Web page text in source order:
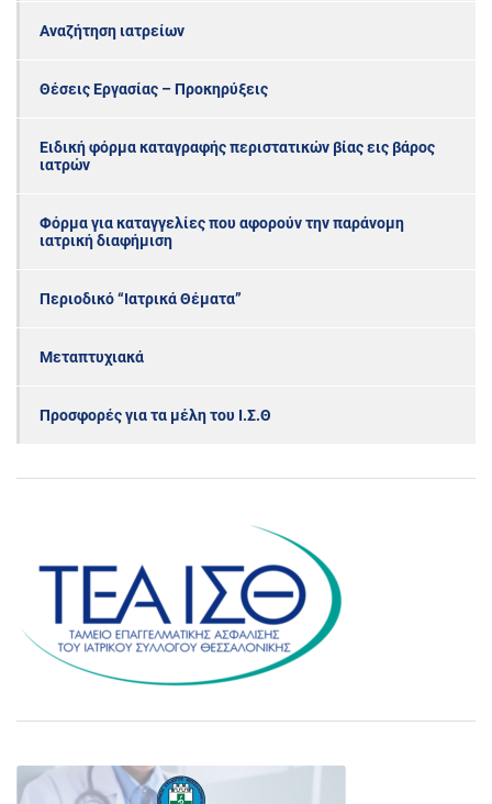
Αναζήτηση ιατρείων
Θέσεις Εργασίας – Προκηρύξεις
Ειδική φόρμα καταγραφής περιστατικών βίας εις βάρος
ιατρών
Φόρμα για καταγγελίες που αφορούν την παράνομη
ιατρική διαφήμιση
Περιοδικό “Ιατρικά Θέματα”
Μεταπτυχιακά
Προσφορές για τα μέλη του Ι.Σ.Θ